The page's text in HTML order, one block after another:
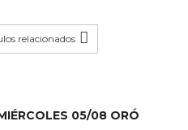
relacionados
05/08 ORÓ